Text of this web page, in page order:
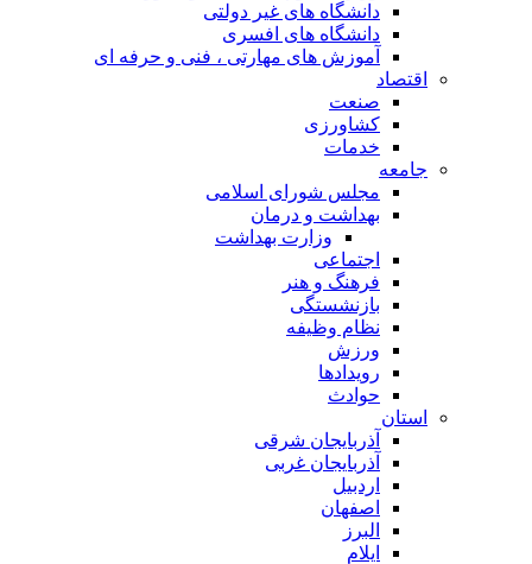
دانشگاه های غیر دولتی
دانشگاه های افسری
آموزش های مهارتی ، فنی و حرفه ای
اقتصاد
صنعت
کشاورزی
خدمات
جامعه
مجلس شورای اسلامی
بهداشت و درمان
وزارت بهداشت
اجتماعی
فرهنگ و هنر
بازنشستگی
نظام وظیفه
ورزش
رویدادها
حوادث
استان
آذربایجان شرقی
آذربایجان غربی
اردبیل
اصفهان
البرز
ایلام